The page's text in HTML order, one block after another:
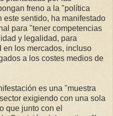
freno a la "política
sentido, ha manifestado
para "tener competencias
y legalidad, para
en los mercados, incluso
a los costes medios de
es una "muestra
exigiendo con una sola
que junto con el